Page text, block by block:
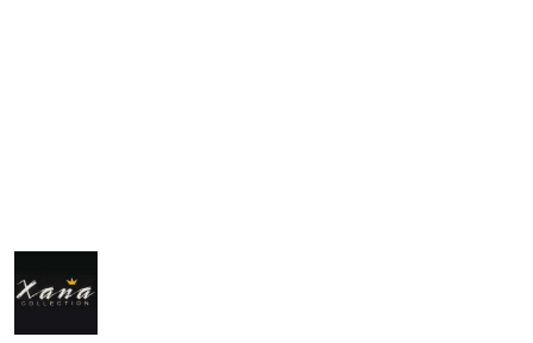
NAZWA
PRODUCENTA:
XANA